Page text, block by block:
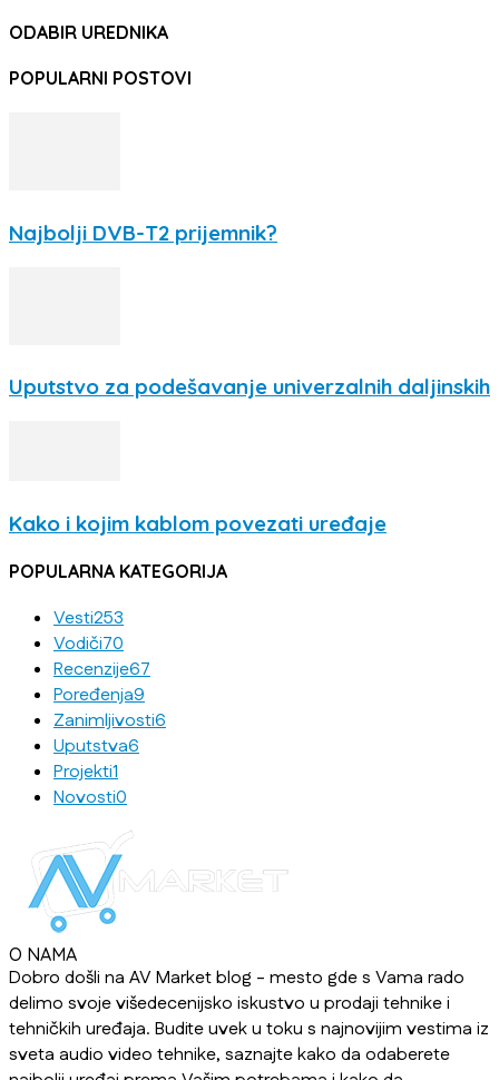
ODABIR UREDNIKA
POPULARNI POSTOVI
Najbolji DVB-T2 prijemnik?
Uputstvo za podešavanje univerzalnih daljinskih
Kako i kojim kablom povezati uređaje
POPULARNA KATEGORIJA
Vesti253
Vodiči70
Recenzije67
Poređenja9
Zanimljivosti6
Uputstva6
Projekti1
Novosti0
O NAMA
Dobro došli na AV Market blog - mesto gde s Vama rado
delimo svoje višedecenijsko iskustvo u prodaji tehnike i
tehničkih uređaja. Budite uvek u toku s najnovijim vestima iz
sveta audio video tehnike, saznajte kako da odaberete